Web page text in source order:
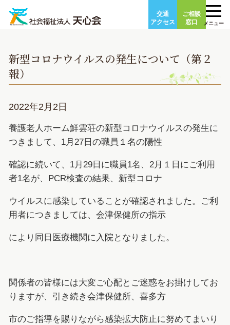
content
交通
アクセス
ご相談
窓口
メニュー
新型コロナウイルスの発生について（第２
報）
2022年2月2日
養護老人ホーム鮮雲荘の新型コロナウイルスの発生に
つきまして、1月27日の職員１名の陽性
確認に続いて、1月29日に職員1名、2月１日にご利用
者1名が、PCR検査の結果、新型コロナ
ウイルスに感染していることが確認されました。ご利
用者につきましては、会津保健所の指示
により同日医療機関に入院となりました。
関係者の皆様には大変ご心配とご迷惑をお掛けしてお
りますが、引き続き会津保健所、喜多方
市のご指導を賜りながら感染拡大防止に努めてまいり